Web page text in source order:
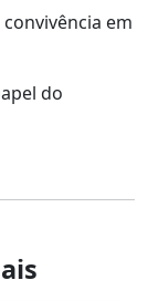
em
do